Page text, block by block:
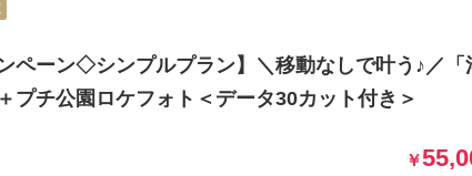
ペーン◇シンプルプラン】＼移動なしで叶う♪／「
プチ公園ロケフォト＜データ30カット付き＞
￥